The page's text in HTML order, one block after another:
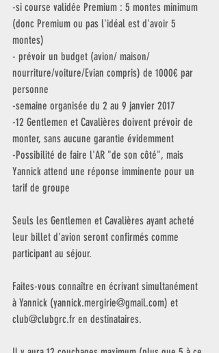
-si course validée Premium : 5 montes minimum
(donc Premium ou pas l'idéal est d'avoir 5
montes)
- prévoir un budget (avion/ maison/
nourriture/voiture/Evian compris) de 1000€ par
personne
-semaine organisée du 2 au 9 janvier 2017
-12 Gentlemen et Cavalières doivent prévoir de
monter, sans aucune garantie évidemment
-Possibilité de faire l'AR "de son côté", mais
Yannick attend une réponse imminente pour un
tarif de groupe
Seuls les Gentlemen et Cavalières ayant acheté
leur billet d'avion seront confirmés comme
participant au séjour.
Faites-vous connaître en écrivant simultanément
à Yannick (yannick.mergirie@gmail.com) et
club@clubgrc.fr en destinataires.